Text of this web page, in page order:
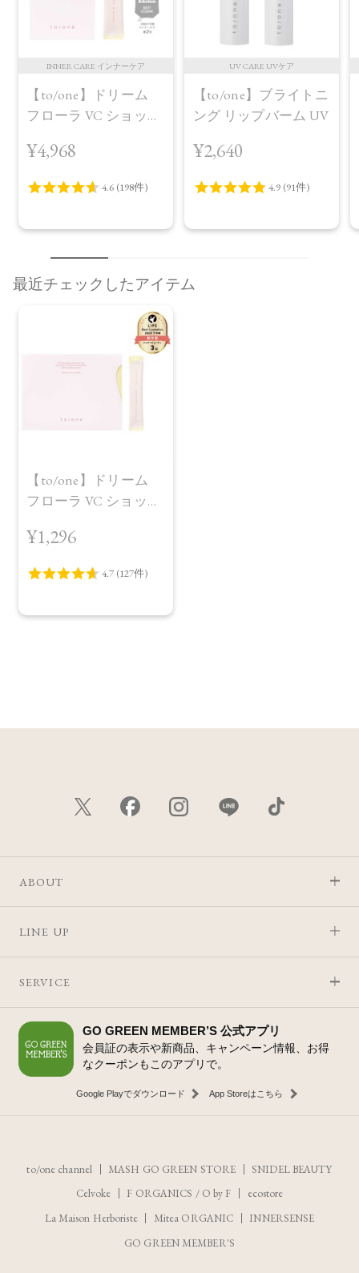
INNER CARE インナーケア
【to/one】ドリーム
フローラ VC ショット
¥4,968
UV CARE UVケア
【to/one】ブライトニ
ング リップバーム UV
¥2,640
最近チェックしたアイテム
【to/one】ドリーム
フローラ VC ショット
¥1,296
ABOUT
LINE UP
SERVICE
GO GREEN MEMBER’S 公式アプリ
会員証の表示や新商品、キャンペーン情報、お得
なクーポンもこのアプリで。
Google Playでダウンロード App Storeはこちら
to/one channel MASH GO GREEN STORE
SNIDEL BEAUTY
Celvoke
F ORGANICS / O by F
ecostore
La Maison Herboriste
Mitea ORGANIC
INNERSENSE
GO GREEN MEMBER'S